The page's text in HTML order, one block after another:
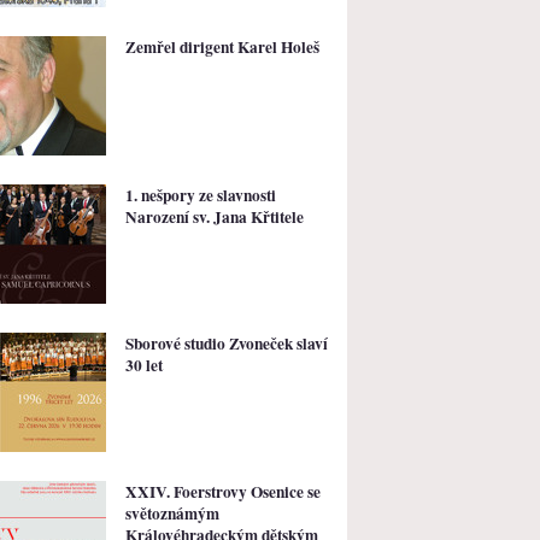
Zemřel dirigent Karel Holeš
1. nešpory ze slavnosti
Narození sv. Jana Křtitele
Sborové studio Zvoneček slaví
30 let
XXIV. Foerstrovy Osenice se
světoznámým
Královéhradeckým dětským